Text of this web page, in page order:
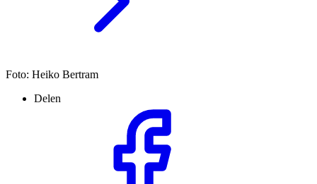
Foto: Heiko Bertram
Delen